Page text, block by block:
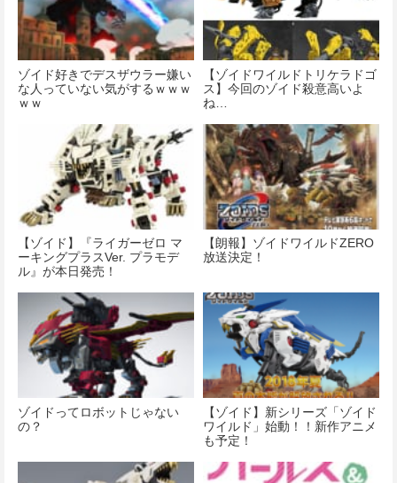
ゾイド好きでデスザウラー嫌い
な人っていない気がするｗｗｗ
ｗｗ
【ゾイドワイルドトリケラドゴ
ス】今回のゾイド殺意高いよ
ね…
【ゾイド】『ライガーゼロ マ
ーキングプラスVer. プラモデ
ル』が本日発売！
【朗報】ゾイドワイルドZERO
放送決定！
ゾイドってロボットじゃない
の？
【ゾイド】新シリーズ「ゾイド
ワイルド」始動！！新作アニメ
も予定！